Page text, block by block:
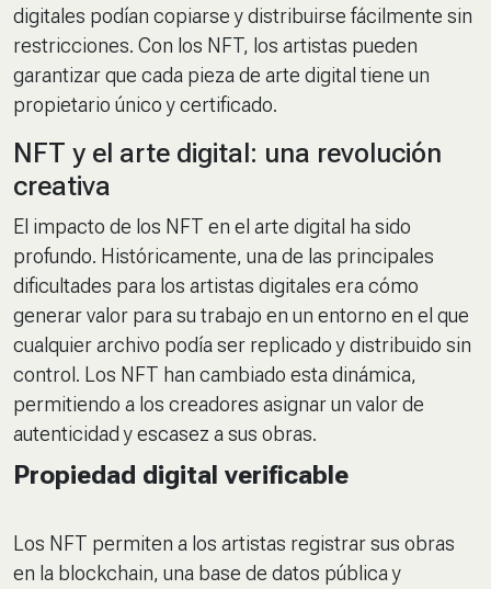
digitales podían copiarse y distribuirse fácilmente sin
restricciones. Con los NFT, los artistas pueden
garantizar que cada pieza de arte digital tiene un
propietario único y certificado.
NFT y el arte digital: una revolución
creativa
El impacto de los NFT en el arte digital ha sido
profundo. Históricamente, una de las principales
dificultades para los artistas digitales era cómo
generar valor para su trabajo en un entorno en el que
cualquier archivo podía ser replicado y distribuido sin
control. Los NFT han cambiado esta dinámica,
permitiendo a los creadores asignar un valor de
autenticidad y escasez a sus obras.
Propiedad digital verificable
Los NFT permiten a los artistas registrar sus obras
en la blockchain, una base de datos pública y